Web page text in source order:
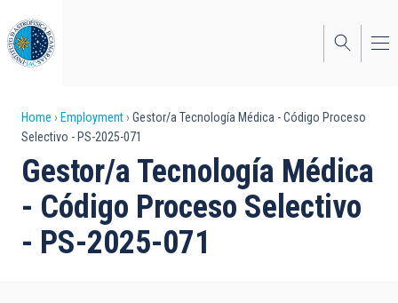
to
main
content
Breadcrumb
Home Employment
Gestor/a Tecnología Médica - Código Proceso
Selectivo - PS-2025-071
Gestor/a Tecnología Médica
- Código Proceso Selectivo
- PS-2025-071